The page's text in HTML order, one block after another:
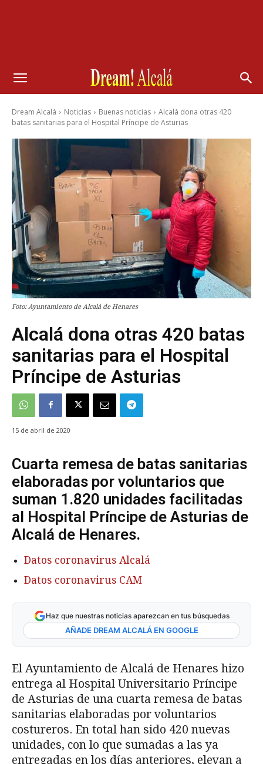
Dream Alcalá Noticias Buenas noticias
Alcalá dona otras 420
batas sanitarias para el Hospital Príncipe de Asturias
Foto: Ayuntamiento de Alcalá de Henares
Alcalá dona otras 420 batas
sanitarias para el Hospital
Príncipe de Asturias
15 de abril de 2020
Cuarta remesa de batas sanitarias
elaboradas por voluntarios que
suman 1.820 unidades facilitadas
al Hospital Príncipe de Asturias de
Alcalá de Henares.
Datos coronavirus Alcalá
Datos coronavirus CAM
Haz que nuestras noticias aparezcan en tus búsquedas
AÑADE DREAM ALCALÁ EN GOOGLE
El Ayuntamiento de Alcalá de Henares hizo
entrega al Hospital Universitario Príncipe
de Asturias de una cuarta remesa de batas
sanitarias elaboradas por voluntarios
costureros. En total han sido 420 nuevas
unidades, con lo que sumadas a las ya
entregadas en los días anteriores, elevan a